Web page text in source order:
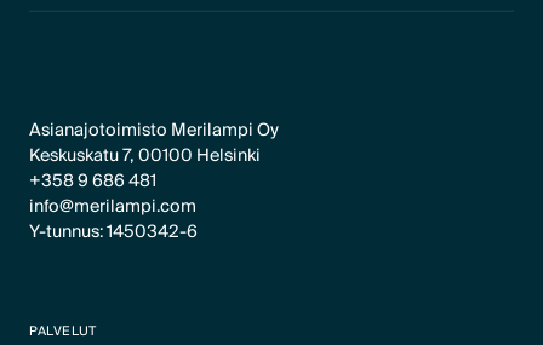
Asianajotoimisto Merilampi Oy
Keskuskatu 7, 00100 Helsinki
+358 9 686 481
info@merilampi.com
Y-tunnus: 1450342-6
PALVELUT